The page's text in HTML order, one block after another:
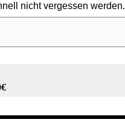
nicht vergessen werden.